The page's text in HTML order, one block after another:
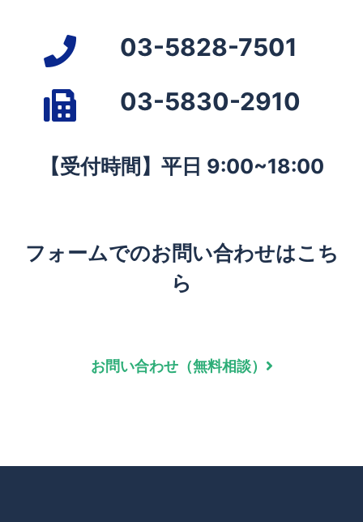
03-5828-7501
03-5830-2910
【受付時間】平日 9:00~18:00
フォームでのお問い合わせはこち
ら
お問い合わせ（無料相談）